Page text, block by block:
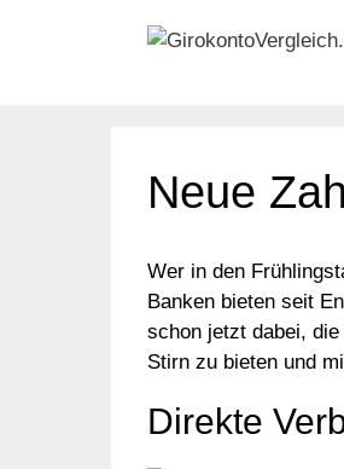
Neue
Wer in den
Banken bieten seit
schon jetzt dabei,
Stirn zu bieten und
Direkte